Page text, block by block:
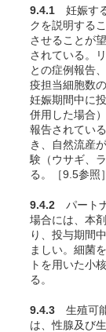
9.4.1 妊娠す
クを説明する
させることが
されている 。
との症例報告
疫担当細胞数
妊娠期間中に
併用した場合
報告されてい
き、自然流産
験（ウサギ、
る 。［9.5参照］
9.4.2 パート
場合には、本
り、投与期間
ましい。細菌
トを用いた小
る 。
9.4.3 生殖可
は、性腺及び